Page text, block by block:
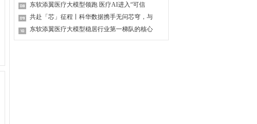
东软添翼医疗大模型领跑 医疗AI进入“可信
共赴「芯」征程丨科华数据携手无问芯穹，与
东软添翼医疗大模型稳居行业第一梯队的核心